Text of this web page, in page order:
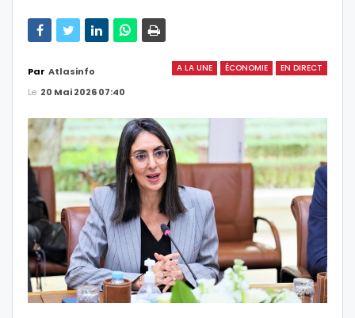
A LA UNE ÉCONOMIE EN DIRECT
Par Atlasinfo
Le 20 Mai 2026 07:40